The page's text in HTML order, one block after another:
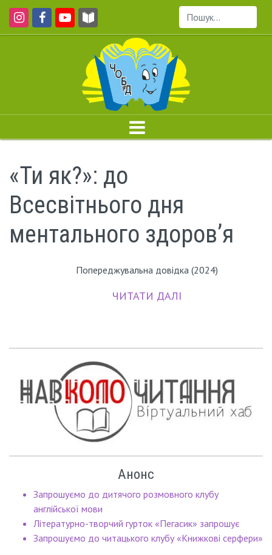
Пошук...
«Ти як?»: до
Всесвітнього дня
ментального здоров’я
Попереджувальна довідка (2024)
ЧИТАТИ ДАЛІ
Анонс
Запрошуємо до дитячого розмовного клубу
англійської мови
Літературно-творчий гурток «Пегасик» запрошує
Запрошуємо до читацького клубу «Книжкові серфери»